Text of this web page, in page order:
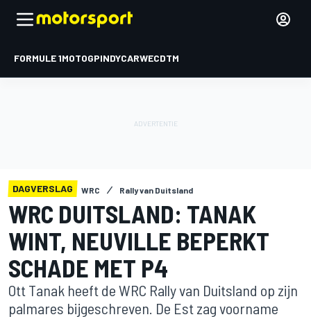
FORMULE 1MOTOGPINDYCARWECDTM
DAGVERSLAG WRC Rally van Duitsland
WRC DUITSLAND: TANAK
WINT, NEUVILLE BEPERKT
SCHADE MET P4
Ott Tanak heeft de WRC Rally van Duitsland op zijn
palmares bijgeschreven. De Est zag voorname